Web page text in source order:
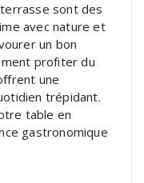
sont des
avec nature et
un bon
profiter du
une
trépidant.
table en
gastronomique